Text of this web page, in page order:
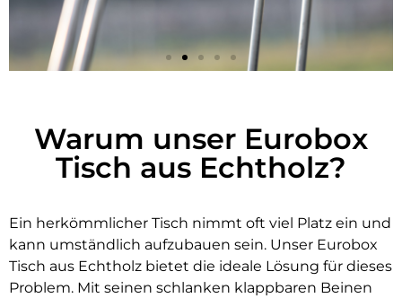
Warum unser Eurobox
Tisch aus Echtholz?
Ein herkömmlicher Tisch nimmt oft viel Platz ein und
kann umständlich aufzubauen sein. Unser Eurobox
Tisch aus Echtholz bietet die ideale Lösung für dieses
Problem. Mit seinen schlanken klappbaren Beinen